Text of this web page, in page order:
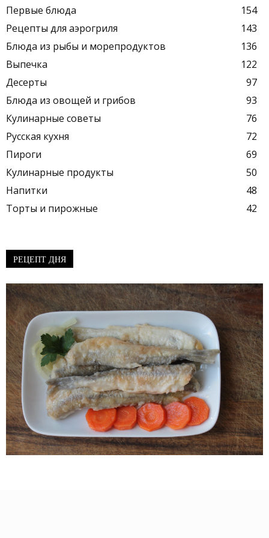
Первые блюда
154
Рецепты для аэрогриля
143
Блюда из рыбы и морепродуктов
136
Выпечка
122
Десерты
97
Блюда из овощей и грибов
93
Кулинарные советы
76
Русская кухня
72
Пироги
69
Кулинарные продукты
50
Напитки
48
Торты и пирожные
42
РЕЦЕПТ ДНЯ